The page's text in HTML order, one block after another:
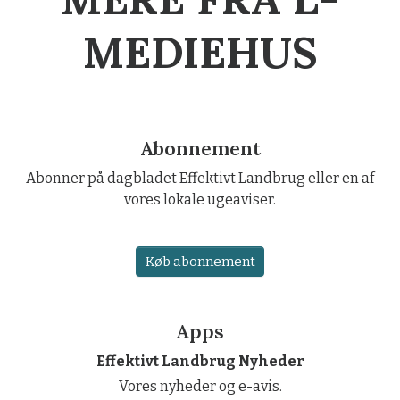
MEDIEHUS
Abonnement
Abonner på dagbladet Effektivt Landbrug eller en af
vores lokale ugeaviser.
Køb abonnement
Apps
Effektivt Landbrug Nyheder
Vores nyheder og e-avis.